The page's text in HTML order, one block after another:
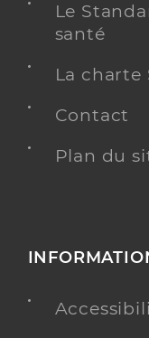
Le
santé
La charte
Contact
Plan du